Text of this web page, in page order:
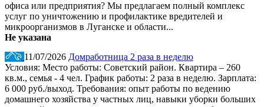
офиса или предприятия? Мы предлагаем полный комплекс
услуг по уничтожению и профилактике вредителей и
микроорганизмов в Луганске и области...
Не указана
11/07/2026 Домработница 2 раза в неделю
Условия: Место работы: Советский район. Квартира – 260
кв.м., семья - 4 чел. График работы: 2 раза в неделю. Зарплата:
6 000 руб./выход. Требования: опыт работы по ведению
домашнего хозяйства у частных лиц, навыки уборки больших